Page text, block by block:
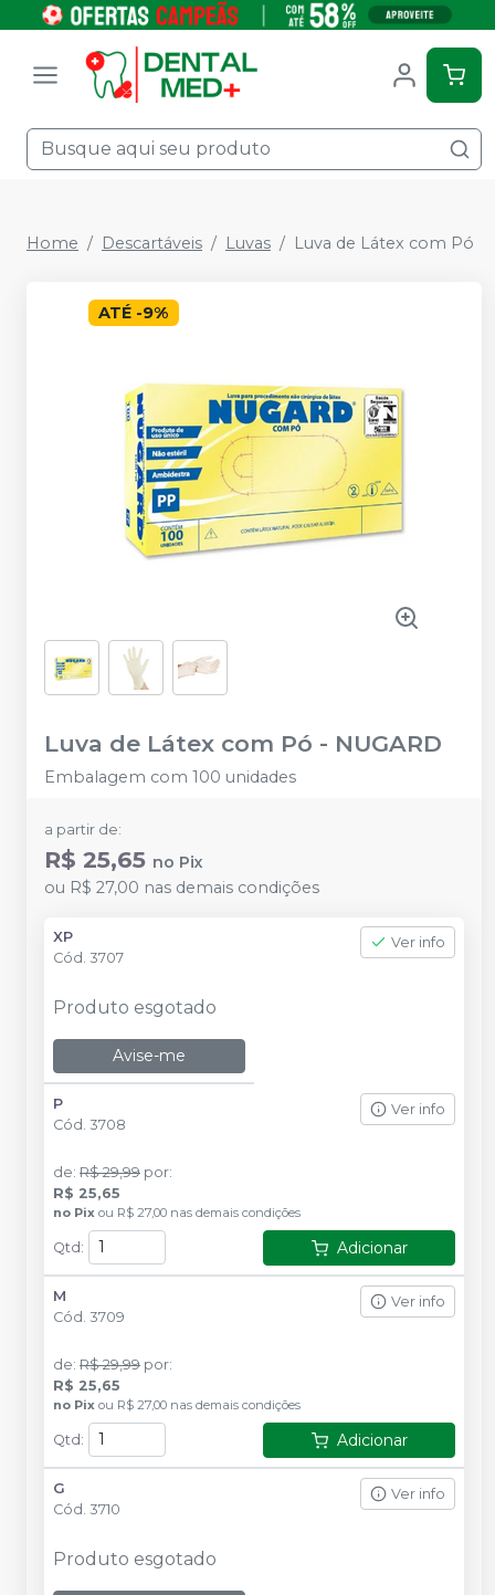
Home Descartáveis Luvas Luva de Látex com Pó
ATÉ -9%
Luva de Látex com Pó - NUGARD
Embalagem com 100 unidades
a partir de:
R$ 25,65 no Pix
ou R$ 27,00 nas demais condições
XP
Cód. 3707
Ver info
Produto esgotado
Avise-me
P
Cód. 3708
Ver info
de: R$ 29,99 por:
R$ 25,65
no Pix ou R$ 27,00 nas demais condições
Qtd : Adicionar
M
Cód. 3709
Ver info
de: R$ 29,99 por:
R$ 25,65
no Pix ou R$ 27,00 nas demais condições
Qtd : Adicionar
G
Cód. 3710
Ver info
Produto esgotado